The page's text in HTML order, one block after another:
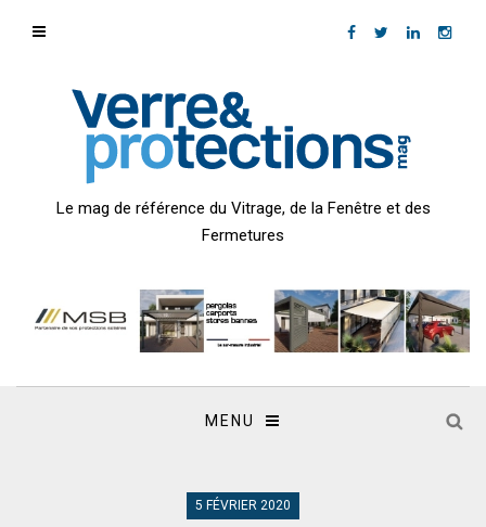
Le mag de référence du Vitrage, de la Fenêtre et des
Fermetures
MENU
5 FÉVRIER 2020